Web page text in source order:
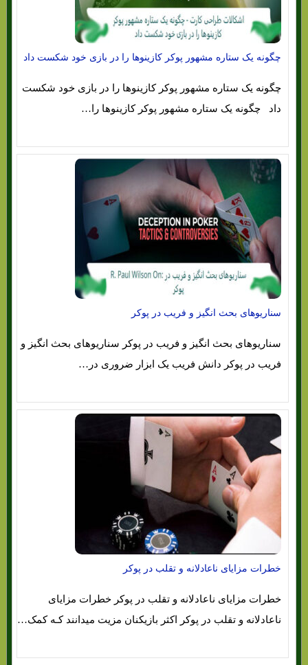
چگونه یک ستاره مشهور پوکر کازینوها را در بازی خود شکست داد
چگونه یک ستاره مشهور پوکر کازینوها را در بازی خود شکست
داد چگونه یک ستاره مشهور پوکر کازینوها را…
سناریوهای بحث انگیز و فریب در پوکر
سناریوهای بحث انگیز و فریب در پوکر سناریوهای بحث انگیز و
فریب در پوکر دانش فریب یک ابزار ضروری در…
خطرات مزایای ناعادلانه و تقلب در پوکر
خطرات مزایای ناعادلانه و تقلب در پوکر خطرات مزایای
ناعادلانه و تقلب در پوکر اکثر بازیکنان مزیت میدانند کـه کمک…